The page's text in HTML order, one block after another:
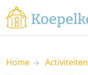
Home Activiteiten